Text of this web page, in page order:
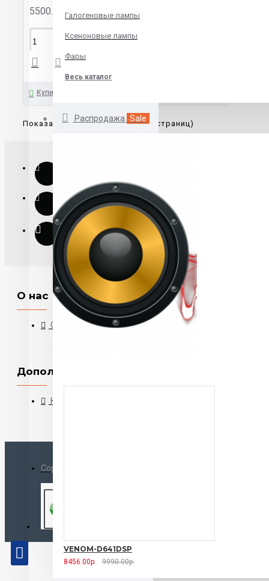
Галогеновые лампы
Ксеноновые лампы
Фары
Весь каталог
Распродажа Sale
VENOM-D641DSP
8456.00р. 9990.00р.
5500.00р.
КУПИТЬ
Купить
Показано с 1 по 1 из 1 (всего 1 страниц)
О нас
О нас Доставка Пользовательское соглашение
Дополнительно
Контакты
Copyright © 2011-2022, Avtomelody.ru, All Rights Reserved